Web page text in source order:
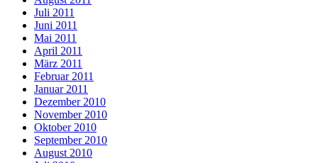
Juli 2011
Juni 2011
Mai 2011
April 2011
März 2011
Februar 2011
Januar 2011
Dezember 2010
November 2010
Oktober 2010
September 2010
August 2010